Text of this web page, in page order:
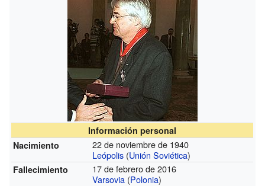
Información personal
Nacimiento
22 de noviembre de 1940
Leópolis (Unión Soviética)
Fallecimiento
17 de febrero de 2016
Varsovia (Polonia)